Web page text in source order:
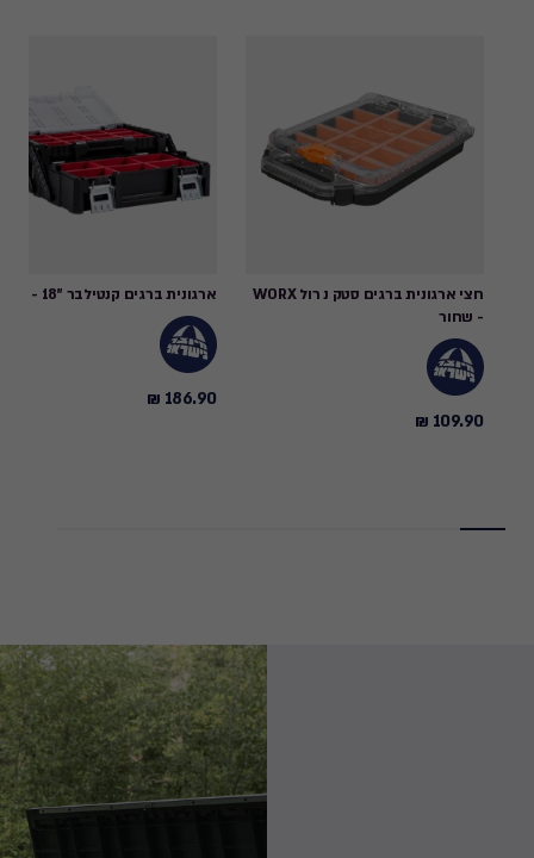
חצי ארגונית ברגים סטק נ רול WORX
- שחור
109.90
109.90 ₪
ארגונית ברגים קנטילבר "18 - שחור
186.90
186.90 ₪